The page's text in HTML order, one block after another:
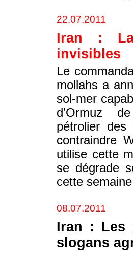
22.07.2011
Iran : La
invisibles
Le
mollahs a
sol-mer
d’Ormuz
pétrolier des
contraindre
utilise cette
se dégrade
cette
08.07.2011
Iran : Les
slogans